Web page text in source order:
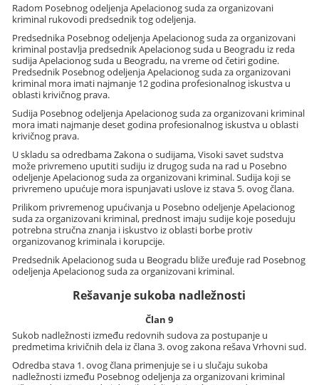
Radom Posebnog odeljenja Apelacionog suda za organizovani
kriminal rukovodi predsednik tog odeljenja.
Predsednika Posebnog odeljenja Apelacionog suda za organizovani
kriminal postavlja predsednik Apelacionog suda u Beogradu iz reda
sudija Apelacionog suda u Beogradu, na vreme od četiri godine.
Predsednik Posebnog odeljenja Apelacionog suda za organizovani
kriminal mora imati najmanje 12 godina profesionalnog iskustva u
oblasti krivičnog prava.
Sudija Posebnog odeljenja Apelacionog suda za organizovani kriminal
mora imati najmanje deset godina profesionalnog iskustva u oblasti
krivičnog prava.
U skladu sa odredbama Zakona o sudijama, Visoki savet sudstva
može privremeno uputiti sudiju iz drugog suda na rad u Posebno
odeljenje Apelacionog suda za organizovani kriminal. Sudija koji se
privremeno upućuje mora ispunjavati uslove iz stava 5. ovog člana.
Prilikom privremenog upućivanja u Posebno odeljenje Apelacionog
suda za organizovani kriminal, prednost imaju sudije koje poseduju
potrebna stručna znanja i iskustvo iz oblasti borbe protiv
organizovanog kriminala i korupcije.
Predsednik Apelacionog suda u Beogradu bliže uređuje rad Posebnog
odeljenja Apelacionog suda za organizovani kriminal.
Rešavanje sukoba nadležnosti
Član 9
Sukob nadležnosti između redovnih sudova za postupanje u
predmetima krivičnih dela iz člana 3. ovog zakona rešava Vrhovni sud.
Odredba stava 1. ovog člana primenjuje se i u slučaju sukoba
nadležnosti između Posebnog odeljenja za organizovani kriminal